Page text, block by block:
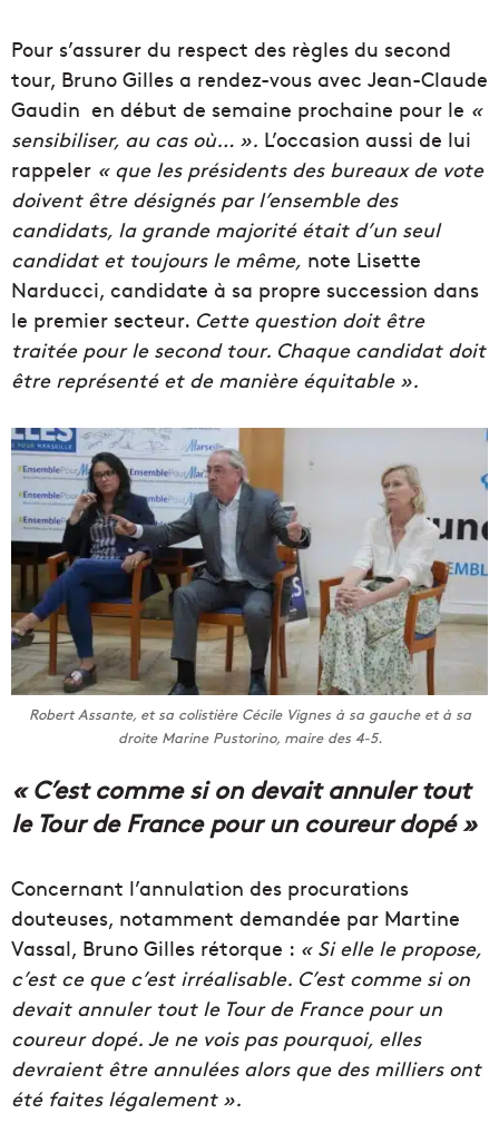
Pour s’assurer du respect des règles du second
tour, Bruno Gilles a rendez-vous avec Jean-Claude
Gaudin en début de semaine prochaine pour le «
sensibiliser, au cas où… ». L’occasion aussi de lui
rappeler « que les présidents des bureaux de vote
doivent être désignés par l’ensemble des
candidats, la grande majorité était d’un seul
candidat et toujours le même, note Lisette
Narducci, candidate à sa propre succession dans
le premier secteur. Cette question doit être
traitée pour le second tour. Chaque candidat doit
être représenté et de manière équitable ».
Robert Assante, et sa colistière Cécile Vignes à sa gauche et à sa
droite Marine Pustorino, maire des 4-5.
« C’est comme si on devait annuler tout
le Tour de France pour un coureur dopé »
Concernant l’annulation des procurations
douteuses, notamment demandée par Martine
Vassal, Bruno Gilles rétorque : « Si elle le propose,
c’est ce que c’est irréalisable. C’est comme si on
devait annuler tout le Tour de France pour un
coureur dopé. Je ne vois pas pourquoi, elles
devraient être annulées alors que des milliers ont
été faites légalement ».